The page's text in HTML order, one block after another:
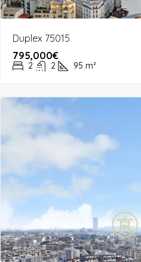
Duplex 75015
795,000€
2 2 95 m²